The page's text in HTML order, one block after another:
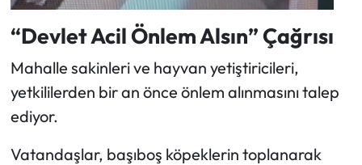
“Devlet Acil Önlem Alsın” Çağrısı
Mahalle sakinleri ve hayvan yetiştiricileri,
yetkililerden bir an önce önlem alınmasını talep
ediyor.
Vatandaşlar, başıboş köpeklerin toplanarak